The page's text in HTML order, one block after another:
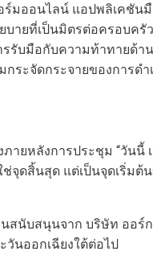
ร์มออนไลน์ แอปพลิเคชั
บายที่เป็นมิตรต่อครอบค
รับมือกับความท้าทายด้า
ระจัดกระจายของการดำ
ยหลังการประชุม “วันนี้
จุดสิ้นสุด แต่เป็นจุดเริ่มต้
นสนับสนุนจาก บริษัท ออร์
นออกเฉียงใต้ต่อไป